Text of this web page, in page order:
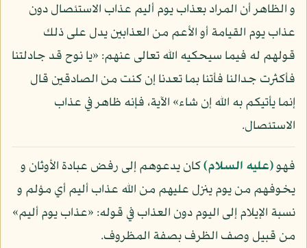
و الظاهر أن المراد بعذاب يوم أليم عذاب الاستئصال دون
عذاب يوم القيامة أو الأعم من العذابين يدل على ذلك
قولهم له فيما سيحكيه الله تعالى عنهم: «يا نوح قد جادلتنا
فأكثرت جدالنا فأتنا بما تعدنا إن كنت من الصادقين قال
إنما يأتيكم به الله إن شاء» الآية، فإنه ظاهر في عذاب
الاستئصال.
فهو(عليه السلام)كان يدعوهم إلى رفض عبادة الأوثان و
يخوفهم من يوم ينزل عليهم من الله عذاب أليم أي مؤلم و
نسبة الإيلام إلى اليوم دون العذاب في قوله: «عذاب يوم أليم»
من قبيل وصف الظرف بصفة المظروف.